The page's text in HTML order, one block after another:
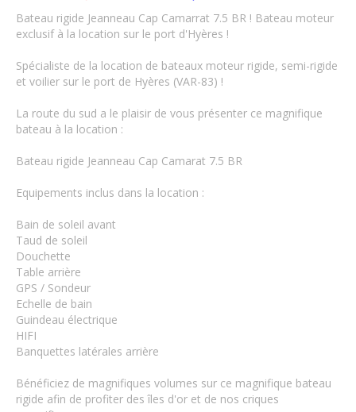
Bateau rigide Jeanneau Cap Camarrat 7.5 BR ! Bateau moteur
exclusif à la location sur le port d'Hyères !
Spécialiste de la location de bateaux moteur rigide, semi-rigide
et voilier sur le port de Hyères (VAR-83) !
La route du sud a le plaisir de vous présenter ce magnifique
bateau à la location :
Bateau rigide Jeanneau Cap Camarat 7.5 BR
Equipements inclus dans la location :
Bain de soleil avant
Taud de soleil
Douchette
Table arrière
GPS / Sondeur
Echelle de bain
Guindeau électrique
HIFI
Banquettes latérales arrière
Bénéficiez de magnifiques volumes sur ce magnifique bateau
rigide afin de profiter des îles d'or et de nos criques